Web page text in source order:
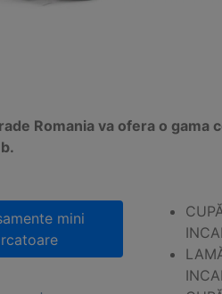
Romania va ofera o gama
mini